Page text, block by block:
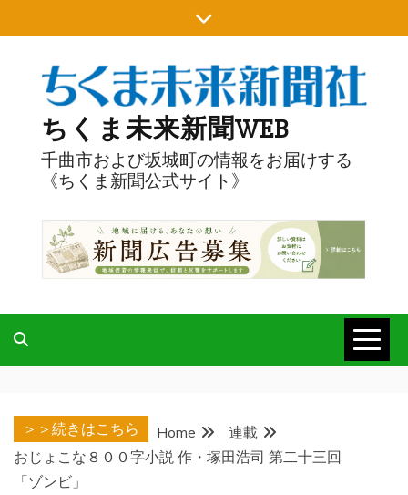
to
ちくま未来新聞WEB
千曲市および坂城町の情報をお届けする
《ちくま新聞公式サイト》
＞＞続きはこちら Home
連載
おじょこな８００字小説 作・塚田浩司 第二十三回
「ゾンビ」